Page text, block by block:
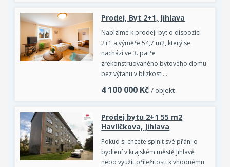
Prodej, Byt 2+1, Jihlava
Nabízíme k prodeji byt o dispozici
2+1 a výměře 54,7 m2, který se
nachází ve 3. patře
zrekonstruovaného bytového domu
bez výtahu v blízkosti…
4 100 000 Kč / objekt
Prodej bytu 2+1 55 m2
Havlíčkova, Jihlava
Pokud si chcete splnit své přání o
bydlení v krajském městě Jihlavě
nebo využít příležitosti k vhodnému